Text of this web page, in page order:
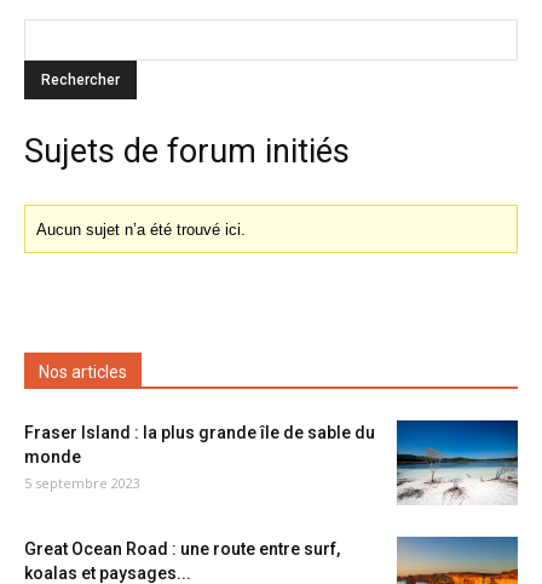
Sujets de forum initiés
Aucun sujet n’a été trouvé ici.
Nos articles
Fraser Island : la plus grande île de sable du
monde
5 septembre 2023
Great Ocean Road : une route entre surf,
koalas et paysages...